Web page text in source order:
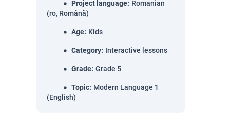
Project language: Romanian
(ro, Română)
Age: Kids
Category: Interactive lessons
Grade: Grade 5
Topic: Modern Language 1
(English)